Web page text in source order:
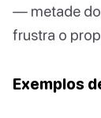
— metade do
frustra o
Exemplos